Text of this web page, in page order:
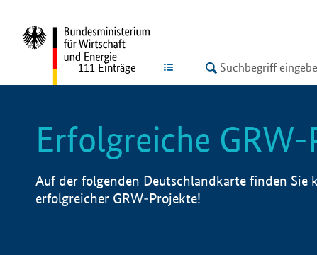
LISTE
111 Einträge
Erfolgreiche
Auf der folgenden Deutschlandkarte finden Sie
erfolgreicher GRW-Projekte!